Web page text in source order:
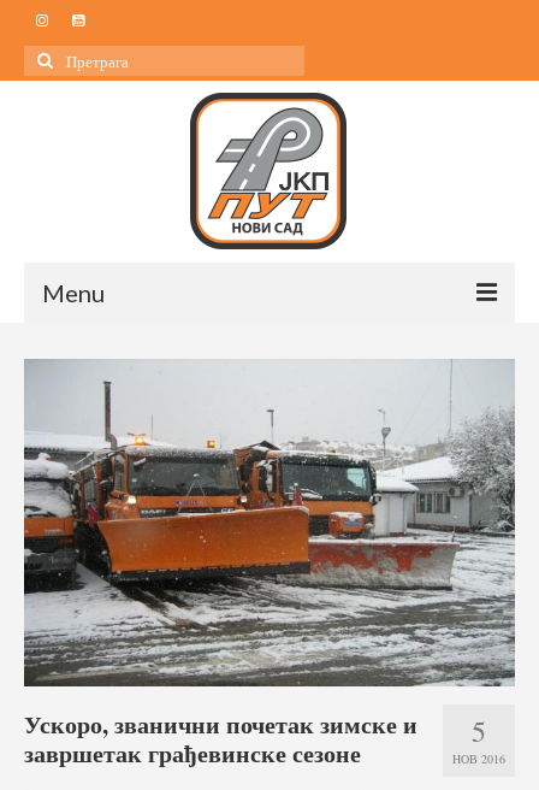
Search
for:
Menu
Почетна
О нама
О нама
Управа
Услуге
Вести
Јавне набавке
Рестриктивни поступак
5
НОВ 2016
Ускоро, званични почетак зимске и
завршетак грађевинске сезоне